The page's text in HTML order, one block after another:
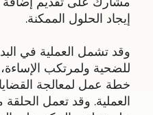
إيجاد الحلول الممكنة.
وقد تشمل العملية في
للضحية ولمرتكب
خطة عمل لمعالجة القضايا
العملية. وقد تعمل الحلقة